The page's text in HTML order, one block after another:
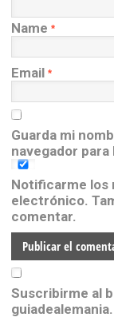
Name *
Email *
Guarda mi
navegador
Notificarme los
electrónico.
comentar.
Suscribirme al